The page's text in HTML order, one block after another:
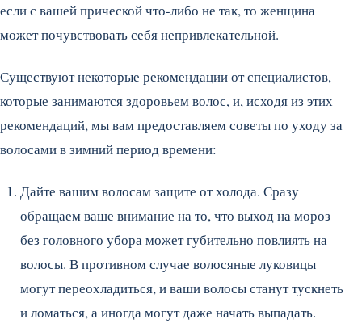
если с вашей прической что-либо не так, то женщина
может почувствовать себя непривлекательной.
Существуют некоторые рекомендации от специалистов,
которые занимаются здоровьем волос, и, исходя из этих
рекомендаций, мы вам предоставляем советы по уходу за
волосами в зимний период времени:
Дайте вашим волосам защите от холода. Сразу
обращаем ваше внимание на то, что выход на мороз
без головного убора может губительно повлиять на
волосы. В противном случае волосяные луковицы
могут переохладиться, и ваши волосы станут тускнеть
и ломаться, а иногда могут даже начать выпадать.